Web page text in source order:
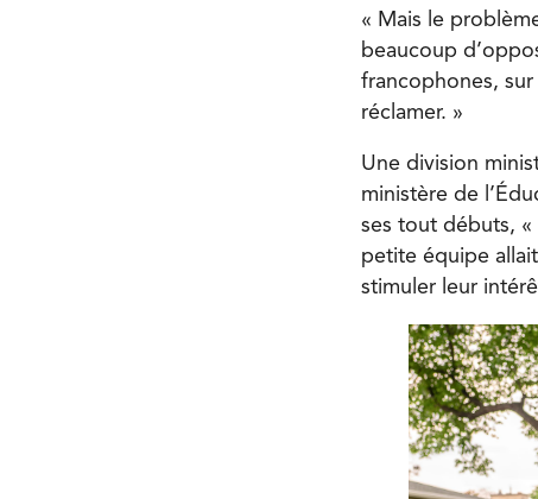
« Mais le
beaucoup
francophones,
réclamer. »
Une division
ministère de
ses tout débuts, «
petite équipe
stimuler leur